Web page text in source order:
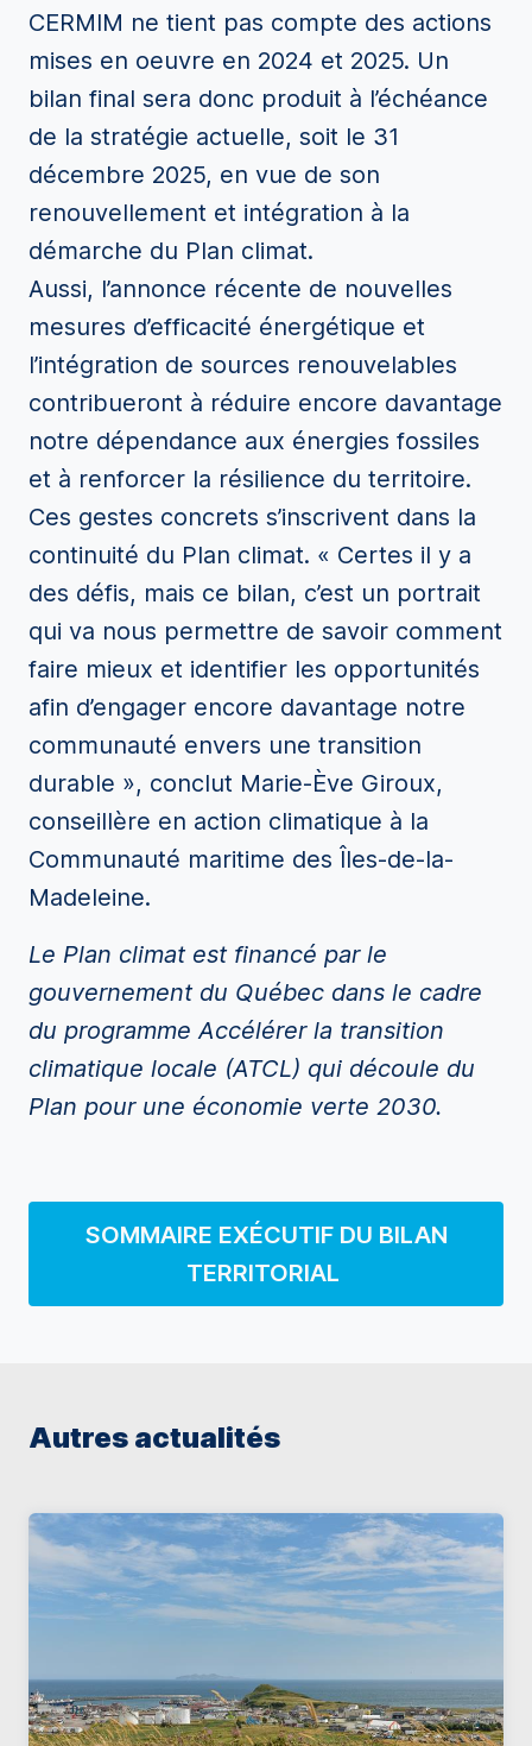
CERMIM ne tient pas compte des actions
mises en oeuvre en 2024 et 2025. Un
bilan final sera donc produit à l’échéance
de la stratégie actuelle, soit le 31
décembre 2025, en vue de son
renouvellement et intégration à la
démarche du Plan climat.
Aussi, l’annonce récente de nouvelles
mesures d’efficacité énergétique et
l’intégration de sources renouvelables
contribueront à réduire encore davantage
notre dépendance aux énergies fossiles
et à renforcer la résilience du territoire.
Ces gestes concrets s’inscrivent dans la
continuité du Plan climat. « Certes il y a
des défis, mais ce bilan, c’est un portrait
qui va nous permettre de savoir comment
faire mieux et identifier les opportunités
afin d’engager encore davantage notre
communauté envers une transition
durable », conclut Marie-Ève Giroux,
conseillère en action climatique à la
Communauté maritime des Îles-de-la-
Madeleine.
Le Plan climat est financé par le
gouvernement du Québec dans le cadre
du programme Accélérer la transition
climatique locale (ATCL) qui découle du
Plan pour une économie verte 2030.
SOMMAIRE EXÉCUTIF DU BILAN
TERRITORIAL
Autres actualités